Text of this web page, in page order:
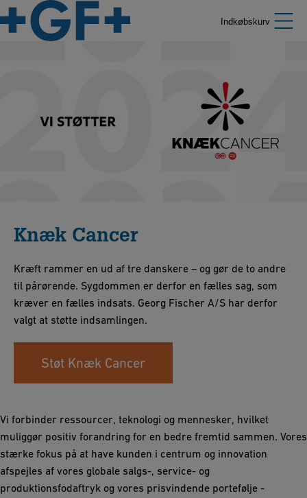
Indkøbskurv
Knæk Cancer
Kræft rammer en ud af tre danskere – og gør de to andre
til pårørende. Sygdommen er derfor en fælles sag, som
kræver en fælles indsats. Georg Fischer A/S har derfor
valgt at støtte indsamlingen.
Støt Knæk Cancer
Vi forbinder ressourcer, teknologi og mennesker, hvilket
muliggør positiv forandring for en bedre fremtid sammen. Vores
stærke fokus på at have kunden i centrum og innovation
afspejles af vores globale salgs-, service- og
produktionsfodaftryk og vores prisvindende portefølje -